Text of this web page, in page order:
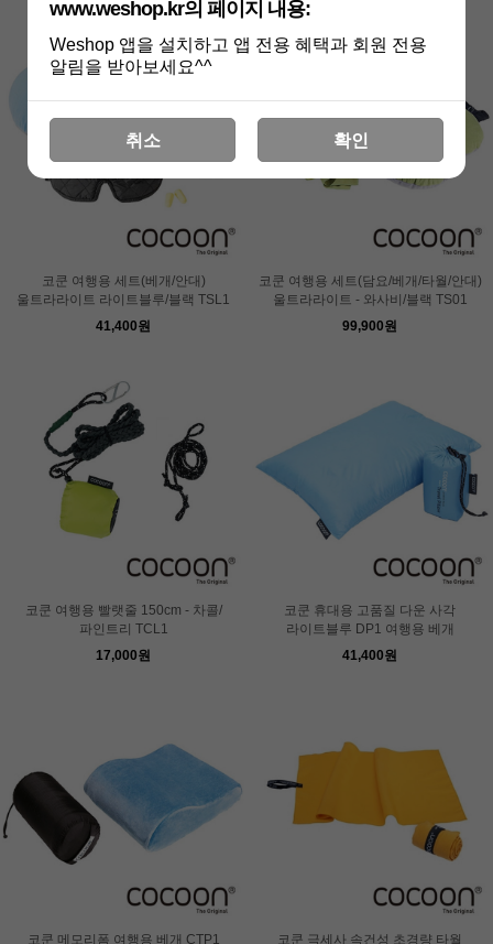
코쿤 여행용 세트(베개/안대)
울트라라이트 라이트블루/블랙 TSL1
41,400원
코쿤 여행용 세트(담요/베개/타월/안대)
울트라라이트 - 와사비/블랙 TS01
99,900원
코쿤 여행용 빨랫줄 150cm - 차콜/
파인트리 TCL1
17,000원
코쿤 휴대용 고품질 다운 사각
라이트블루 DP1 여행용 베개
41,400원
코쿤 메모리폼 여행용 베개 CTP1
코쿤 극세사 속건성 초경량 타월
www.weshop.kr의 페이지 내용:
Weshop 앱을 설치하고 앱 전용 혜택과 회원 전용
알림을 받아보세요^^
취소 확인